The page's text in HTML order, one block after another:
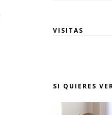
VISITAS
SI QUIERES